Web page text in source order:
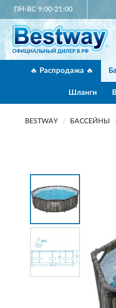
ПН-ВС 9:00-21:00
🔥 Распродажа 🔥
Шланги
BESTWAY БАССЕЙНЫ